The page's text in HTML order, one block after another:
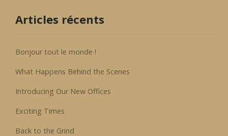
Articles récents
Bonjour tout le monde !
What Happens Behind the Scenes
Introducing Our New Offices
Exciting Times
Back to the Grind